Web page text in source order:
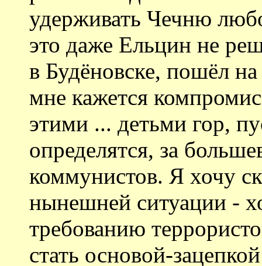
удерживать Чечню
это даже Ельцин не
в Будёновске, пошёл
мне кажется
этими ... детьми гор,
определятся, за
коммунистов. Я хочу
нынешней ситуации -
требованию
стать основой-